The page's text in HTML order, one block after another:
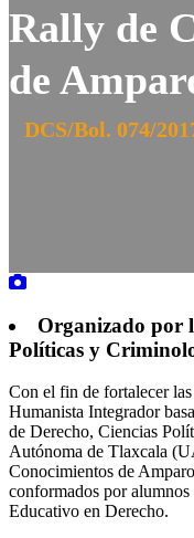
Rally de
de
DCS/Bol. 074/
Organizado por
Políticas y
Con el fin de fortalecer
Humanista Integrador
de Derecho, Ciencias
Autónoma de Tlaxcala
Conocimientos de
conformados por alumnos
Educativo en Derecho.